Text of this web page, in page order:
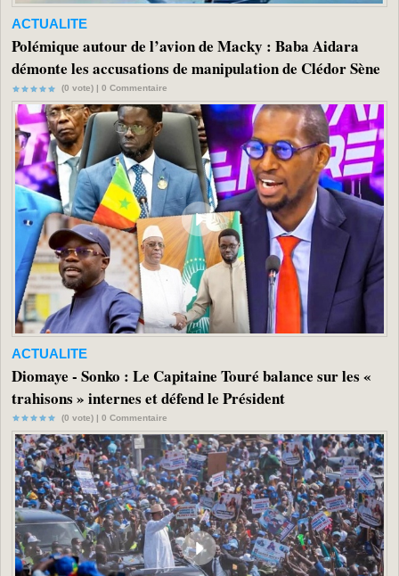
ACTUALITE
Polémique autour de l’avion de Macky : Baba Aidara
démonte les accusations de manipulation de Clédor Sène
(0 vote) | 0 Commentaire
ACTUALITE
Diomaye - Sonko : Le Capitaine Touré balance sur les «
trahisons » internes et défend le Président
(0 vote) | 0 Commentaire